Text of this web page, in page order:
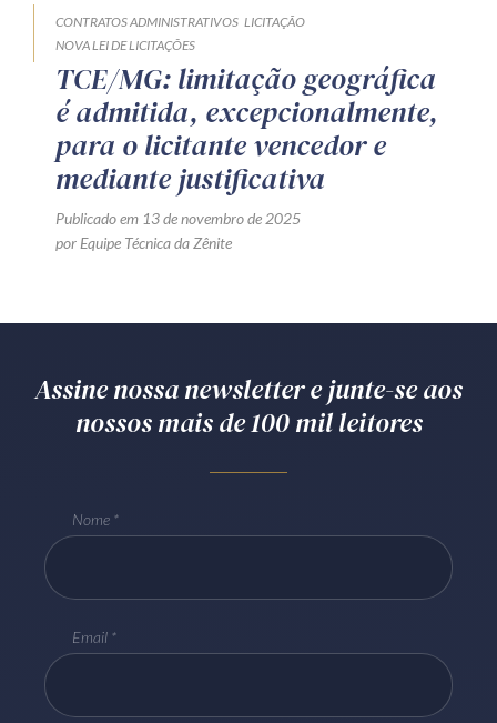
CONTRATOS ADMINISTRATIVOS LICITAÇÃO
NOVA LEI DE LICITAÇÕES
TCE/MG: limitação geográfica
é admitida, excepcionalmente,
para o licitante vencedor e
mediante justificativa
Publicado em 13 de novembro de 2025
por Equipe Técnica da Zênite
Assine nossa newsletter e junte-se aos
nossos mais de 100 mil leitores
Nome
Email